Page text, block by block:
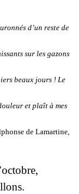
reste de
gazons
! Le
à mes